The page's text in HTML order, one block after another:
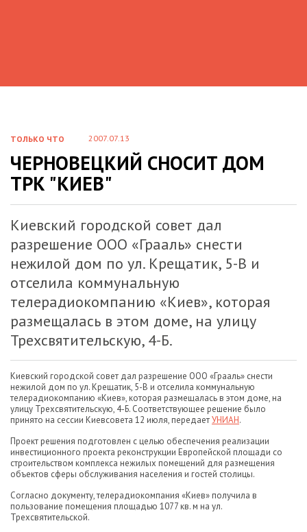
ТОЛЬКО ЧТО 2007.07.13
ЧЕРНОВЕЦКИЙ СНОСИТ ДОМ
ТРК "КИЕВ"
Киевский городской совет дал
разрешение ООО «Грааль» снести
нежилой дом по ул. Крещатик, 5-В и
отселила коммунальную
телерадиокомпанию «Киев», которая
размещалась в этом доме, на улицу
Трехсвятительскую, 4-Б.
Киевский городской совет дал разрешение ООО «Грааль» снести
нежилой дом по ул. Крещатик, 5-В и отселила коммунальную
телерадиокомпанию «Киев», которая размещалась в этом доме, на
улицу Трехсвятительскую, 4-Б. Соответствующее решение было
принято на сессии Киевсовета 12 июля, передаетУНИАН.
Проект решения подготовлен с целью обеспечения реализации
инвестиционного проекта реконструкции Европейской площади со
строительством комплекса нежилых помещений для размещения
объектов сферы обслуживания населения и гостей столицы.
Согласно документу, телерадиокомпания «Киев» получила в
пользование помещения площадью 1077 кв. м на ул.
Трехсвятительской.